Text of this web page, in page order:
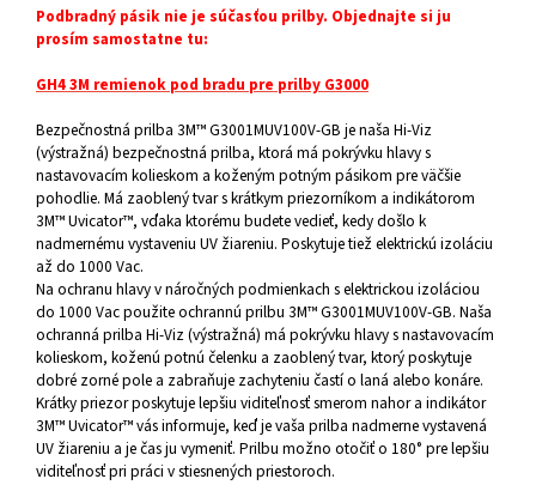
Podbradný pásik nie je súčasťou prilby. Objednajte si ju
prosím samostatne tu:
GH4 3M remienok pod bradu pre prilby G3000
Bezpečnostná prilba 3M™ G3001MUV100V-GB je naša Hi-Viz
(výstražná) bezpečnostná prilba, ktorá má pokrývku hlavy s
nastavovacím kolieskom a koženým potným pásikom pre väčšie
pohodlie. Má zaoblený tvar s krátkym priezorníkom a indikátorom
3M™ Uvicator™, vďaka ktorému budete vedieť, kedy došlo k
nadmernému vystaveniu UV žiareniu. Poskytuje tiež elektrickú izoláciu
až do 1000 Vac.
Na ochranu hlavy v náročných podmienkach s elektrickou izoláciou
do 1000 Vac použite ochrannú prilbu 3M™ G3001MUV100V-GB. Naša
ochranná prilba Hi-Viz (výstražná) má pokrývku hlavy s nastavovacím
kolieskom, koženú potnú čelenku a zaoblený tvar, ktorý poskytuje
dobré zorné pole a zabraňuje zachyteniu častí o laná alebo konáre.
Krátky priezor poskytuje lepšiu viditeľnosť smerom nahor a indikátor
3M™ Uvicator™ vás informuje, keď je vaša prilba nadmerne vystavená
UV žiareniu a je čas ju vymeniť. Prilbu možno otočiť o 180° pre lepšiu
viditeľnosť pri práci v stiesnených priestoroch.